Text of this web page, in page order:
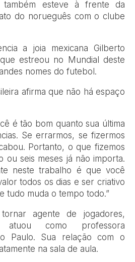
também esteve à frente da
do norueguês com o clube
a joia mexicana Gilberto
estreou no Mundial deste
nomes do futebol.
afirma que não há espaço
é tão bom quanto sua última
Se errarmos, se fizermos
Portanto, o que fizemos
ou seis meses já não importa.
neste trabalho é que você
todos os dias e ser criativo
tudo muda o tempo todo.”
agente de jogadores,
atuou como
professora
Paulo. Sua relação com o
na sala de aula.